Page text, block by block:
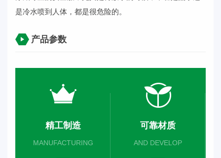
是冷水喷到人体，都是很危险的。
产品参数
精工制造
MANUFACTURING
可靠材质
AND DEVELOP